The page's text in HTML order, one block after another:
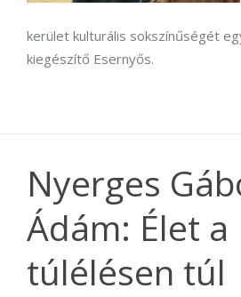
kerület kulturális sokszínűségét
kiegészítő Esernyős.
Nyerges
Ádám: Élet a
túlélésen túl